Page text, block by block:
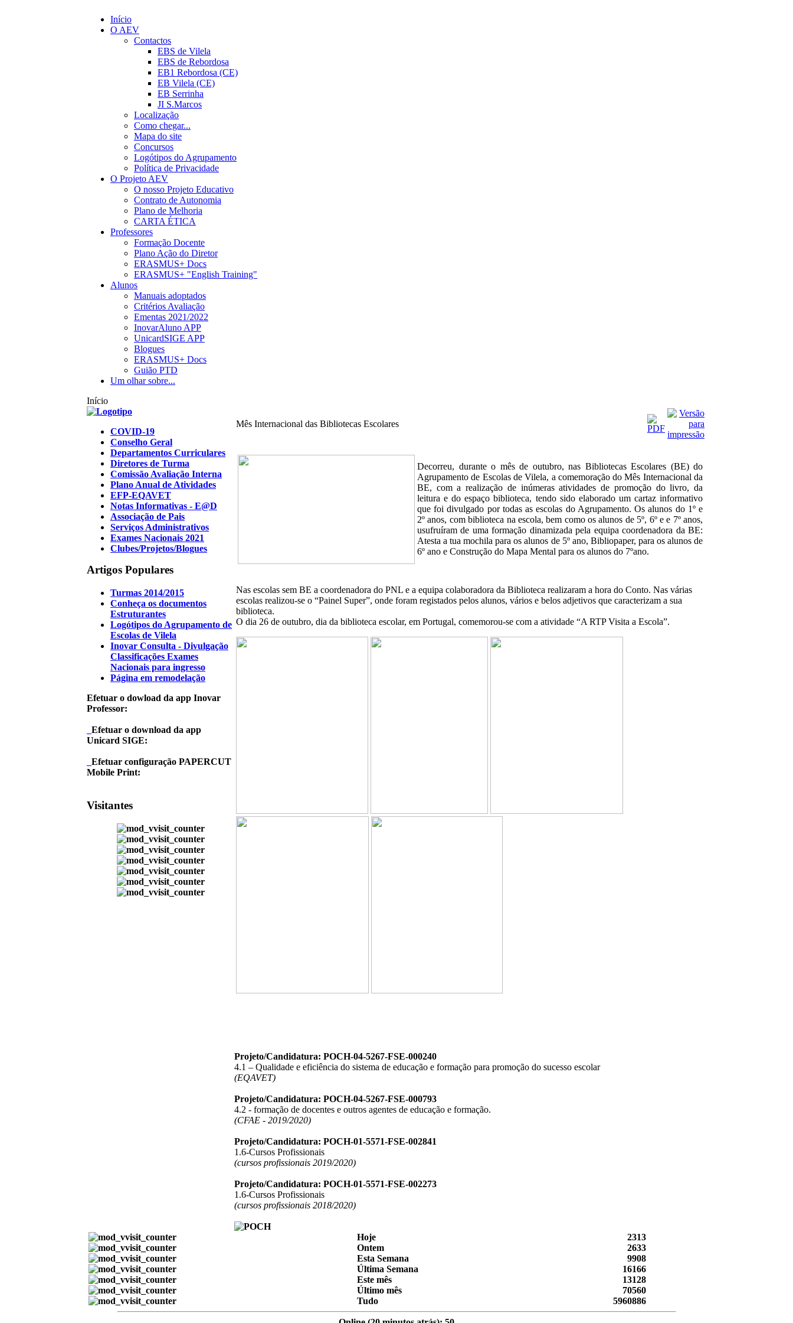
Início
O AEV
Contactos
EBS de Vilela
EBS de Rebordosa
EB1 Rebordosa (CE)
EB Vilela (CE)
EB Serrinha
JI S.Marcos
Localização
Como chegar...
Mapa do site
Concursos
Logótipos do Agrupamento
Política de Privacidade
O Projeto AEV
O nosso Projeto Educativo
Contrato de Autonomia
Plano de Melhoria
CARTA ÉTICA
Professores
Formação Docente
Plano Ação do Diretor
ERASMUS+ Docs
ERASMUS+ "English Training"
Alunos
Manuais adoptados
Critérios Avaliação
Ementas 2021/2022
InovarAluno APP
UnicardSIGE APP
Blogues
ERASMUS+ Docs
Guião PTD
Um olhar sobre...
Início
Mês Internacional das Bibliotecas Escolares
Decorreu, durante o mês de outubro, nas Bibliotecas Escolares (BE) do
Agrupamento de Escolas de Vilela, a comemoração do Mês Internacional da
BE, com a realização de inúmeras atividades de promoção do livro, da
leitura e do espaço biblioteca, tendo sido elaborado um cartaz informativo
que foi divulgado por todas as escolas do Agrupamento. Os alunos do 1º e
2º anos, com biblioteca na escola, bem como os alunos de 5º, 6º e e 7º anos,
usufruíram de uma formação dinamizada pela equipa coordenadora da BE:
Atesta a tua mochila para os alunos de 5º ano, Bibliopaper, para os alunos de
6º ano e Construção do Mapa Mental para os alunos do 7ºano.
Nas escolas sem BE a coordenadora do PNL e a equipa colaboradora da Biblioteca realizaram a hora do Conto. Nas várias
escolas realizou-se o “Painel Super”, onde foram registados pelos alunos, vários e belos adjetivos que caracterizam a sua
biblioteca.
O dia 26 de outubro, dia da biblioteca escolar, em Portugal, comemorou-se com a atividade “A RTP Visita a Escola”.
Projeto/Candidatura: POCH-04-5267-FSE-000240
4.1 – Qualidade e eficiência do sistema de educação e formação para promoção do sucesso escolar
(EQAVET)
Projeto/Candidatura: POCH-04-5267-FSE-000793
4.2 - formação de docentes e outros agentes de educação e formação.
(CFAE - 2019/2020)
Projeto/Candidatura: POCH-01-5571-FSE-002841
1.6-Cursos Profissionais
(cursos profissionais 2019/2020)
Projeto/Candidatura: POCH-01-5571-FSE-002273
1.6-Cursos Profissionais
(cursos profissionais 2018/2020)
COVID-19
Conselho Geral
Departamentos Curriculares
Diretores de Turma
Comissão Avaliação Interna
Plano Anual de Atividades
EFP-EQAVET
Notas Informativas - E@D
Associação de Pais
Serviços Administrativos
Exames Nacionais 2021
Clubes/Projetos/Blogues
Artigos Populares
Turmas 2014/2015
Conheça os documentos
Estruturantes
Logótipos do Agrupamento de
Escolas de Vilela
Inovar Consulta - Divulgação
Classificações Exames
Nacionais para ingresso
Página em remodelação
Efetuar o dowload da app Inovar
Professor:
Efetuar o download da app
Unicard SIGE:
Efetuar configuração PAPERCUT
Mobile Print:
Visitantes
Hoje
2313
Ontem
2633
Esta Semana
9908
Última Semana
16166
Este mês
13128
Último mês
70560
Tudo
5960886